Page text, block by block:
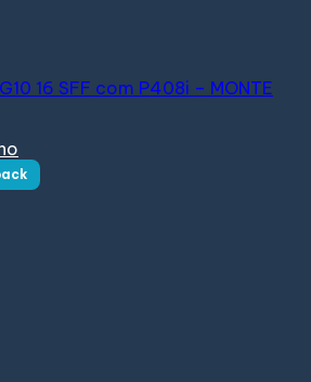
16 SFF com P408i – MONTE